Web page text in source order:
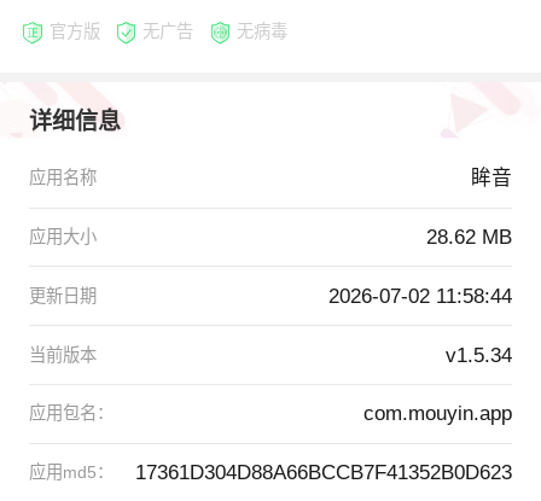
官方版 无广告 无病毒
详细信息
应用名称 眸音
应用大小 28.62 MB
更新日期 2026-07-02 11:58:44
当前版本 v1.5.34
应用包名： com.mouyin.app
应用md5： 17361D304D88A66BCCB7F41352B0D623